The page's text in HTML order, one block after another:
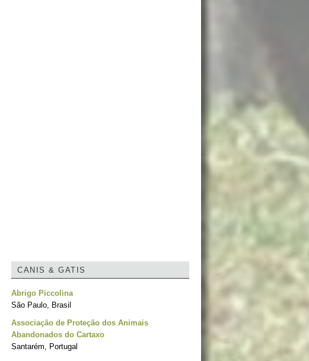
CANIS & GATIS
Abrigo Piccolina
São Paulo, Brasil
Associação de Proteção dos Animais
Abandonados do Cartaxo
Santarém, Portugal